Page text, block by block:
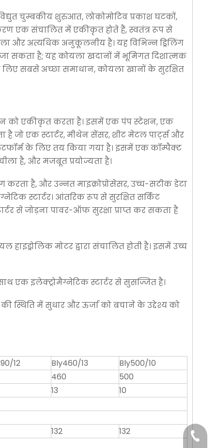
चुम्बकीय शुरुआत, लोकोमोटिव प्रकाश घटकों,
एक संचालित में एकीकृत होते हैं, स्वतंत्र रूप से
और अत्यधिक अनुकूलनीय है। यह विभिन्न ड्रिलिंग
जा सकता है; यह कोयला खदानों में भूमिगत दिशात्मक
सबसे अच्छा समाधान, कोयला खानों के सुरक्षित
को एकीकृत करता है। इसमें एक पंप स्टेशन, एक
जो एक स्टार्टर, मीथेन सेंसर, शीट मेटल पार्ट्स और
के लिए तय किया गया है। इसमें एक कॉम्पैक्ट
है, और मजबूत प्रयोज्यता है।
करता है, और उन्नत माइक्रोप्रोसेसर, उच्च-सटीक डेटा
स्टार्टर। आंतरिक रूप से सुरक्षित सर्किट
से जोड़ना पावर-ऑफ सुरक्षा प्राप्त कर सकता है
मोटर द्वारा संचालित होती है। इसमें उच्च
एक इलेक्ट्रोमैग्नेटिक स्टार्टर से सुसज्जित है।
स्थिति में सुधार और ऊर्जा को बचाने के उद्देश्य को
12 Bly460/13
Bly500/10
460
500
13
10
132
132
+86-